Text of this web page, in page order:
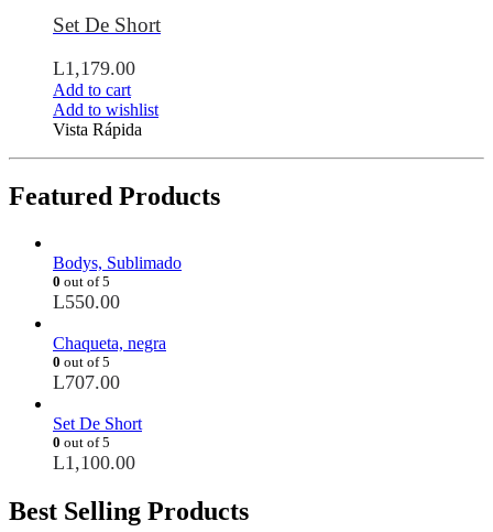
Set De Short
L1,179.00
Add to cart
Add to wishlist
Vista Rápida
Featured Products
Bodys, Sublimado
0 out of 5
L550.00
Chaqueta, negra
0 out of 5
L707.00
Set De Short
0 out of 5
L1,100.00
Best Selling Products